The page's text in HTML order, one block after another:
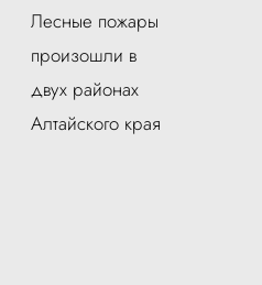
Лесные пожары
произошли в
двух районах
Алтайского края